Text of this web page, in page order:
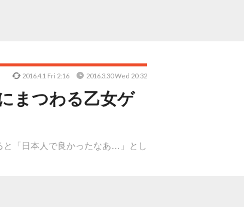
まつわる乙女ゲ
と「日本人で良かったなあ…」とし
2016.4.1 Fri 2:16 2016.3.30 Wed 20:32